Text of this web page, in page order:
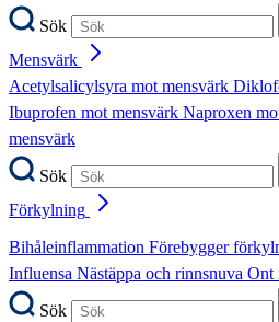
Sök
Mensvärk
Acetylsalicylsyra mot mensvärk
Ibuprofen mot mensvärk Naproxen
mensvärk
Sök
Förkylning
Bihåleinflammation Förebygger
Influensa Nästäppa och rinnsnuva Ont
Sök